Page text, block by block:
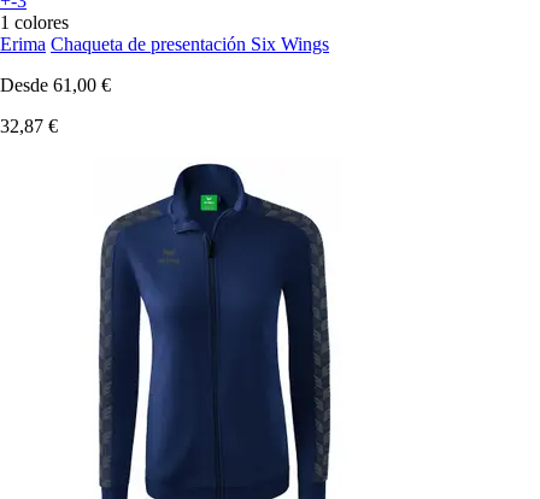
1 colores
Erima Chaqueta de presentación Six Wings
Desde 61,00 €
32,87 €